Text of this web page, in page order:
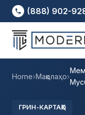
(888) 902-
Home›Мақолаҳо›
ГРИН-КАРТАҲО